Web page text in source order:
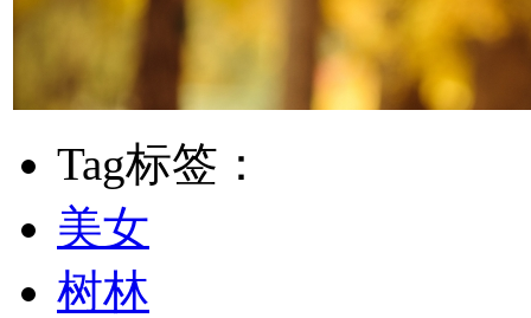
Tag标签：
美女
树林